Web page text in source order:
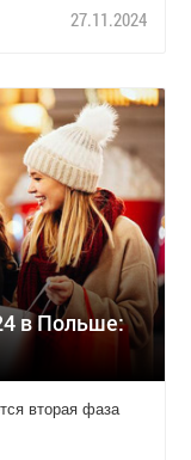
27.11.2024
в Польше:
вторая фаза